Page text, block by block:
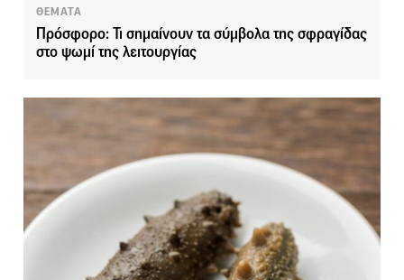
ΘΕΜΑΤΑ
Πρόσφορο: Τι σημαίνουν τα σύμβολα της σφραγίδας
στο ψωμί της λειτουργίας